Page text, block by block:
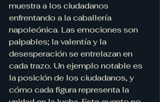
muestra a los ciudadanos
enfrentando a la caballería
napoleónica. Las emociones son
palpables; la valentía y la
desesperación se entrelazan en
cada trazo. Un ejemplo notable es
la posición de los ciudadanos, y
cómo cada figura representa la